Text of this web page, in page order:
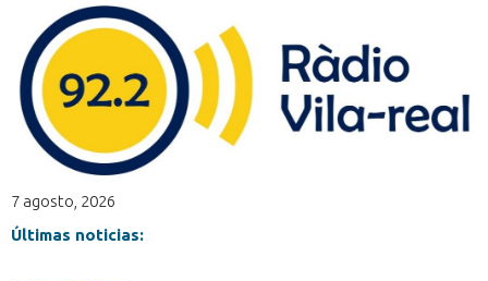
7 agosto, 2026
Últimas noticias: